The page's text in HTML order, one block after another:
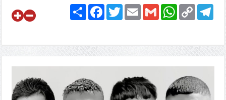
ShareFacebookTwitterEmailGmail
WhatsApp Copy
Link
Telegram